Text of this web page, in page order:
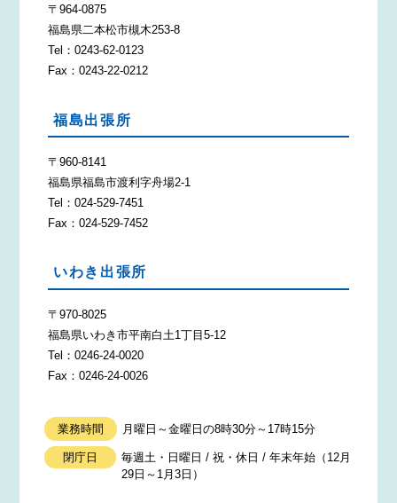
〒964-0875
福島県二本松市槻木253-8
Tel：0243-62-0123
Fax：0243-22-0212
福島出張所
〒960-8141
福島県福島市渡利字舟場2-1
Tel：024-529-7451
Fax：024-529-7452
いわき出張所
〒970-8025
福島県いわき市平南白土1丁目5-12
Tel：0246-24-0020
Fax：0246-24-0026
業務時間 月曜日～金曜日の8時30分～17時15分
閉庁日
毎週土・日曜日 / 祝・休日 / 年末年始（12月
29日～1月3日）